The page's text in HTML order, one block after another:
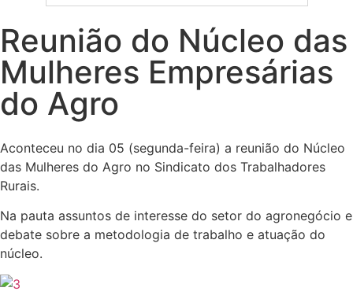
Reunião do Núcleo das
Mulheres Empresárias
do Agro
Aconteceu no dia 05 (segunda-feira) a reunião do Núcleo
das Mulheres do Agro no Sindicato dos Trabalhadores
Rurais.
Na pauta assuntos de interesse do setor do agronegócio e
debate sobre a metodologia de trabalho e atuação do
núcleo.